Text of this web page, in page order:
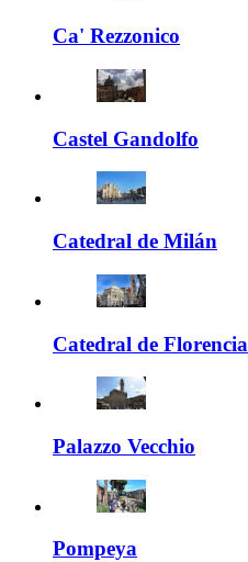
Ca' Rezzonico
Castel Gandolfo
Catedral de Milán
Catedral de Florencia
Palazzo Vecchio
Pompeya